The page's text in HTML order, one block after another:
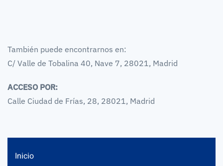
También puede encontrarnos en:
C/ Valle de Tobalina 40, Nave 7, 28021, Madrid
ACCESO POR:
Calle Ciudad de Frías, 28, 28021, Madrid
Inicio